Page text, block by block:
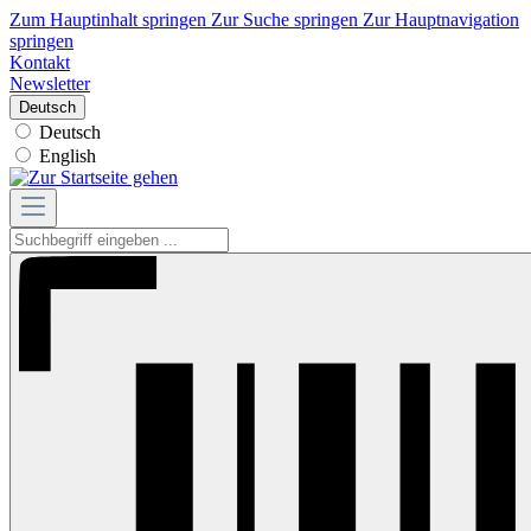
Zum Hauptinhalt springen Zur Suche springen Zur Hauptnavigation
springen
Kontakt
Newsletter
Deutsch
Deutsch
English